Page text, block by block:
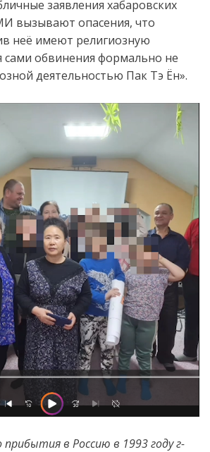
заявления хабаровских
вызывают опасения, что
неё имеют религиозную
обвинения формально не
деятельностью Пак Тэ Ён».
в Россию в 1993 году г-